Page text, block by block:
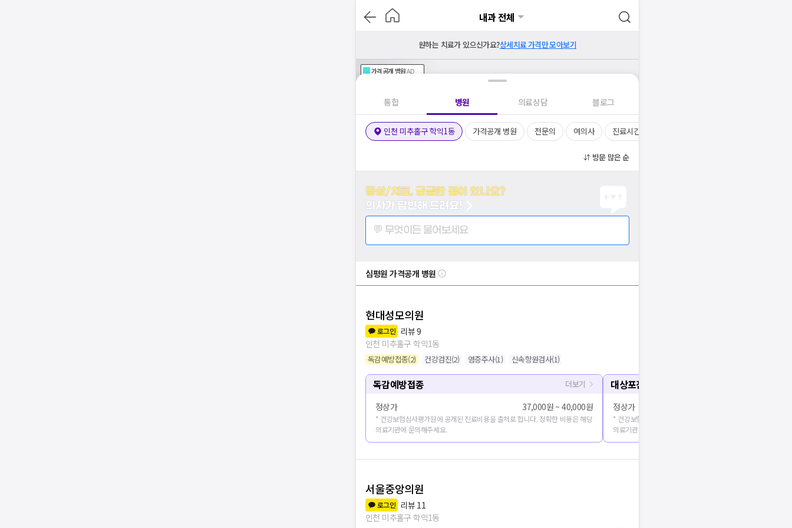
내과 전체
원하는 치료가 있으신가요?상세치료 가격만 모아보기
가격공개 병원AD
통합 병원 의료상담 블로그
인천 미추홀구 학익1동 가격공개 병원 전문의 여의사 진료시간
방문 많은 순
증상/치료, 궁금한 점이 있나요?
의사가 답변해 드려요!
💬 무엇이든 물어보세요
심평원 가격공개 병원
현대성모의원
로그인 리뷰9
인천 미추홀구 학익1동
독감예방접종(2) 건강검진(2) 염증주사(1) 신속항원검사(1)
독감예방접종 더보기
정상가 37,000원 ~ 40,000원
* 건강보험심사평가원에 공개된 진료비용을 출처로 합니다. 정확한 비용은 해당
의료기관에 문의해주세요.
대상포진 예방접종
정상가
* 건강보험심사평가원에 공개된 진료비용을 출처로 합니다. 정확
의료기관에 문의해주세요.
서울중앙의원
로그인 리뷰 11
인천 미추홀구 학익1동